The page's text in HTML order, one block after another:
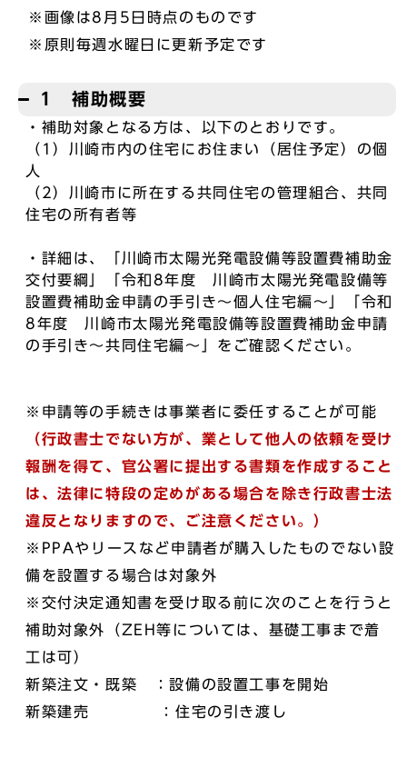
※画像は8月5日時点のものです
※原則毎週水曜日に更新予定です
1 補助概要
・補助対象となる方は、以下のとおりです。
（1）川崎市内の住宅にお住まい（居住予定）の個
人
（2）川崎市に所在する共同住宅の管理組合、共同
住宅の所有者等
・詳細は、「川崎市太陽光発電設備等設置費補助金
交付要綱」「令和8年度 川崎市太陽光発電設備等
設置費補助金申請の手引き～個人住宅編～」「令和
8年度 川崎市太陽光発電設備等設置費補助金申請
の手引き～共同住宅編～」をご確認ください。
※申請等の手続きは事業者に委任することが可能
（行政書士でない方が、業として他人の依頼を受け
報酬を得て、官公署に提出する書類を作成すること
は、法律に特段の定めがある場合を除き行政書士法
違反となりますので、ご注意ください。）
※PPAやリースなど申請者が購入したものでない設
備を設置する場合は対象外
※交付決定通知書を受け取る前に次のことを行うと
補助対象外（ZEH等については、基礎工事まで着
工は可）
新築注文・既築 ：設備の設置工事を開始
新築建売 ：住宅の引き渡し